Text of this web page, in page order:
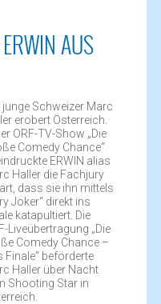
AUS
junge Schweizer Marc
erobert Österreich.
ORF-TV-Show „Die
Comedy Chance“
ERWIN alias
Haller die Fachjury
dass sie ihn mittels
Joker“ direkt ins
katapultiert. Die
Liveübertragung „Die
Comedy Chance –
Finale“ beförderte
Haller über Nacht
Shooting Star in